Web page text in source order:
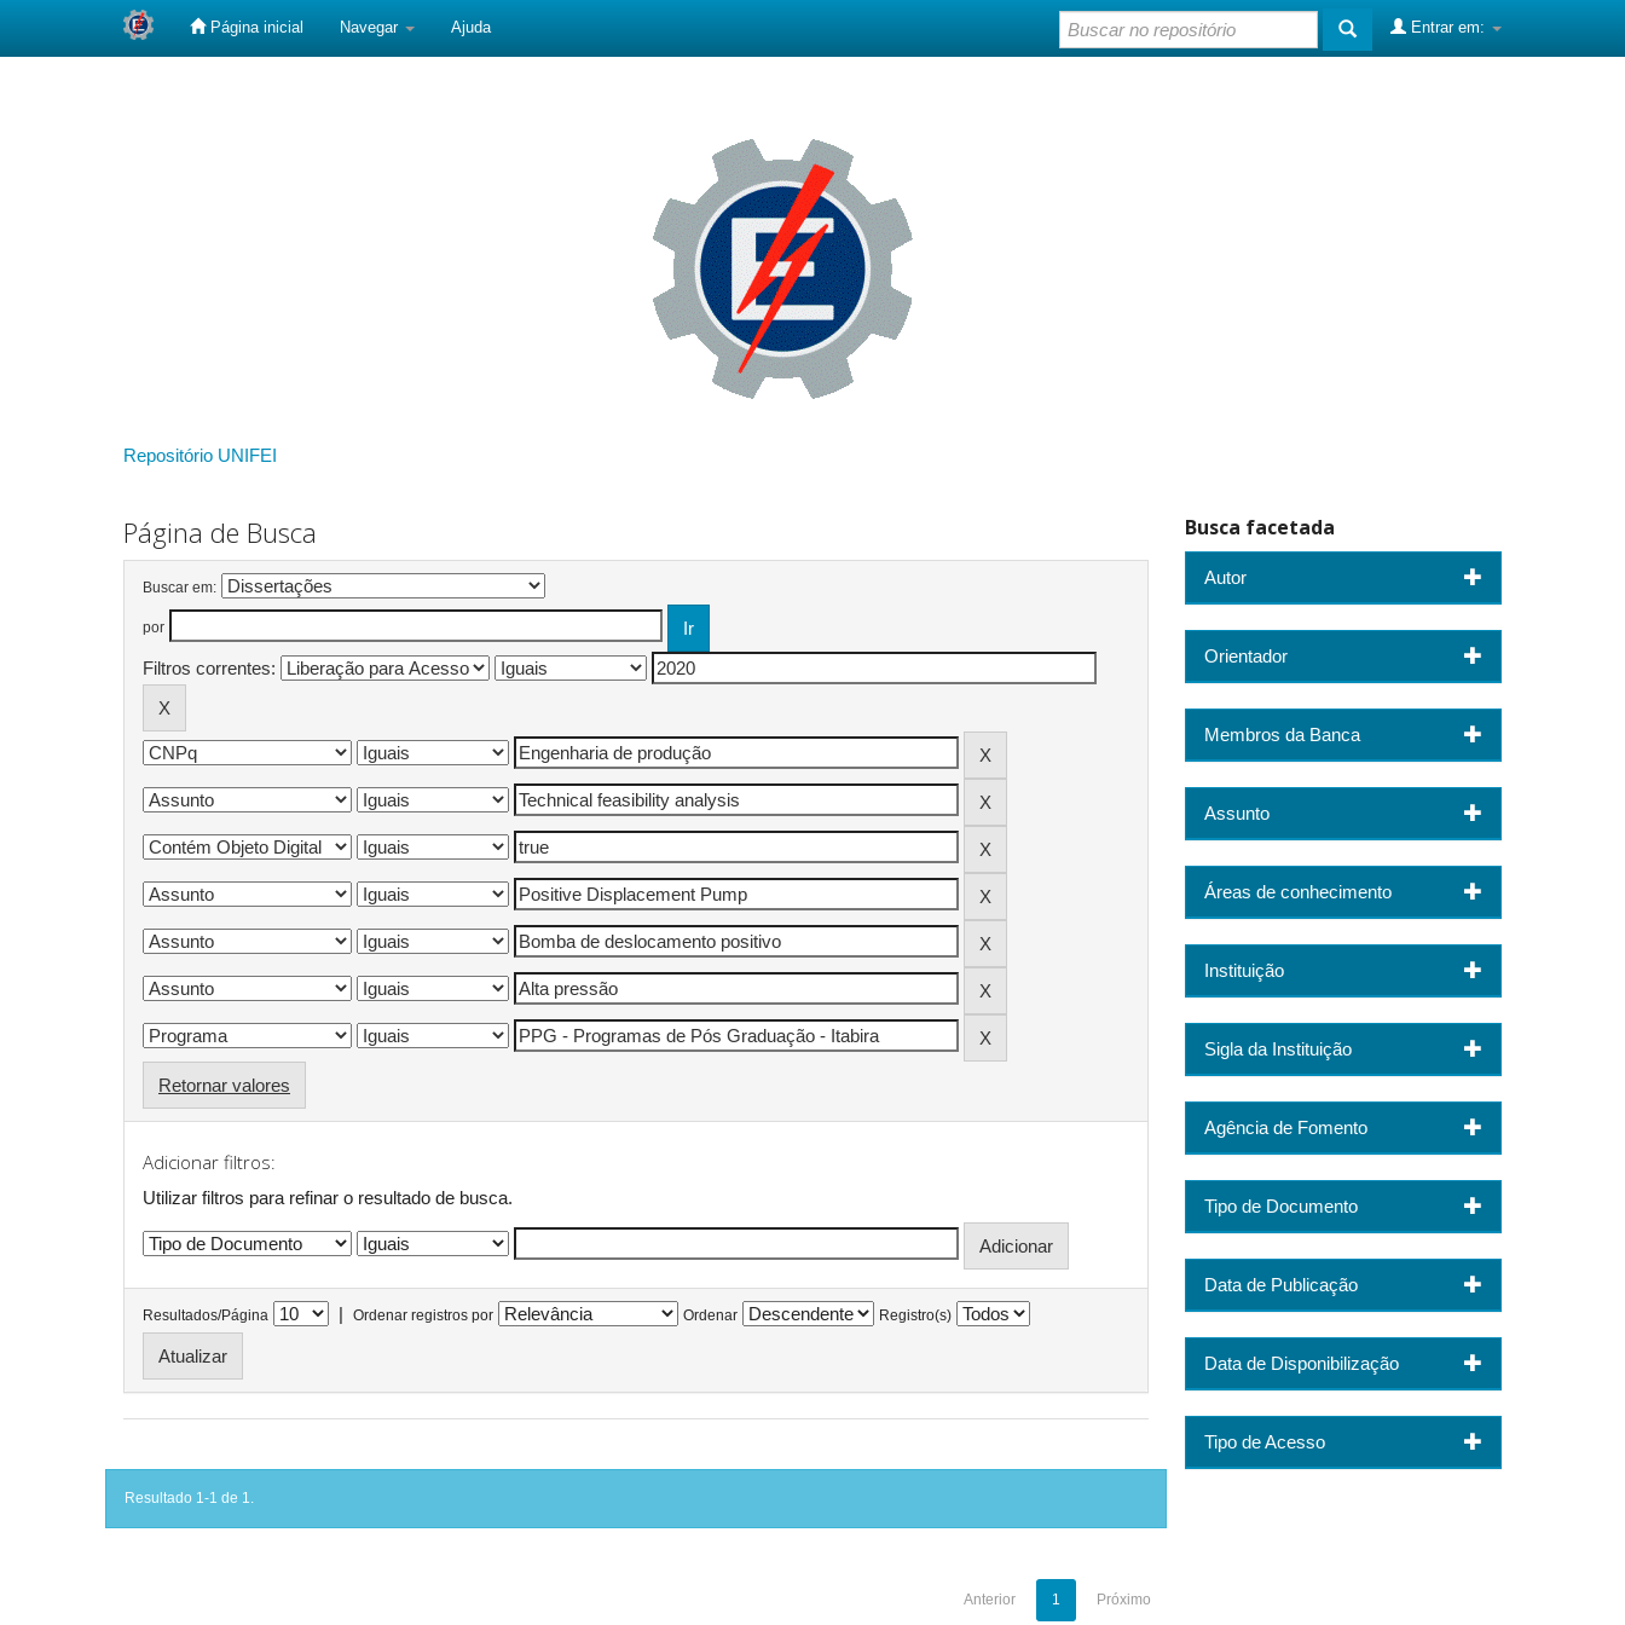
Página inicial Navegar Ajuda Entrar em:
Repositório UNIFEI
Página de Busca
Buscar em:
por
Filtros correntes:
Retornar valores
Adicionar filtros:
Utilizar filtros para refinar o resultado de busca.
Resultados/Página | Ordenar registros por Ordenar Registro(s)
Resultado 1-1 de 1.
Anterior 1 Próximo
Busca facetada
Autor
Orientador
Membros da Banca
Assunto
Áreas de conhecimento
Instituição
Sigla da Instituição
Agência de Fomento
Tipo de Documento
Data de Publicação
Data de Disponibilização
Tipo de Acesso